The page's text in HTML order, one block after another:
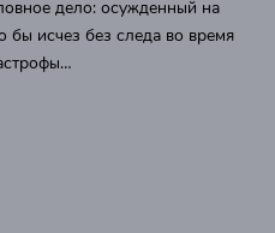
дело: осужденный на
бы исчез без следа во время